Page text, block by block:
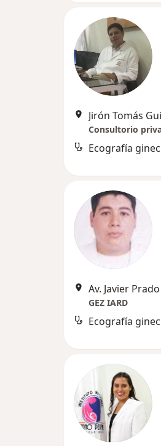
Consultorio
Ecografía
Av. Javier
GEZ IARD
Ecografía